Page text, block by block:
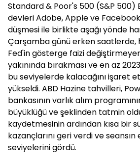
Standard & Poor's 500 (S&P 500)
devleri Adobe, Apple ve
düşmesi ile birlikte aşağı yönde
Çarşamba günü erken saatlerde,
Fed'in gösterge faizi
yakınında bırakması ve en az
bu seviyelerde kalacağını işaret
yükseldi. ABD Hazine tahvilleri,
bankasının varlık alım
büyüklüğü ve şeklinden tatmin
kaydetmesinin ardından kısa bir
kazançlarını geri verdi ve seansın
seviyelerini gördü.